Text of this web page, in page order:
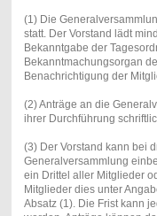
(1) Die
statt. Der Vorstand lädt
Bekanntgabe der
Bekanntmachungsorgan
Benachrichtigung der
(2) Anträge an die
ihrer Durchführung
(3) Der Vorstand kann bei
Generalversammlung
ein Drittel aller Mitglieder
Mitglieder dies unter
Absatz (1). Die Frist kann